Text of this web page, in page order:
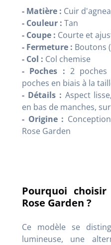
- Matière : Cuir
- Couleur : Tan
- Coupe : Courte et
- Fermeture : Boutons
- Col : Col chemise
- Poches : 2
poches en biais à la
- Détails : Aspect
en bas de manches,
- Origine :
Rose Garden
Pourquoi
Rose Garden ?
Ce modèle se
lumineuse, une